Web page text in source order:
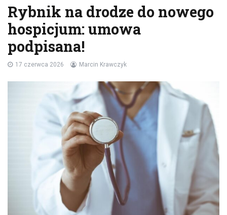
Rybnik na drodze do nowego
hospicjum: umowa
podpisana!
17 czerwca 2026 Marcin Krawczyk